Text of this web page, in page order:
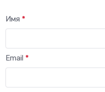
Имя *
Email *